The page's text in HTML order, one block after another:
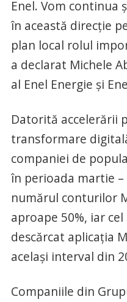
Enel. Vom continua
în această direcţie
plan local rolul
a declarat Michele
al Enel Energie şi
Datorită accelerării
transformare
companiei de
în perioada martie
numărul conturilor
aproape 50%, iar
descărcat aplicaţia
acelaşi interval din
Companiile din